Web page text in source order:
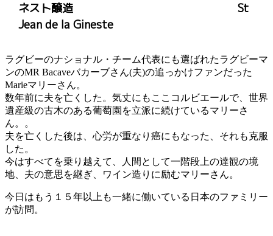
ネスト醸造 St
Jean de la Gineste
ラグビーのナショナル・チーム代表にも選ばれたラグビーマ
ンのMR Bacaveバカーブさん(夫)の追っかけファンだった
Marieマリーさん。
数年前に夫を亡くした。気丈にもここコルビエールで、世界
遺産級の古木のある葡萄園を立派に続けているマリーさ
ん。。
夫を亡くした後は、心労が重なり癌にもなった、それも克服
した。
今はすべてを乗り越えて、人間として一階段上の達観の境
地、夫の意思を継ぎ、ワイン造りに励むマリーさん。
今日はもう１５年以上も一緒に働いている日本のファミリー
が訪問。